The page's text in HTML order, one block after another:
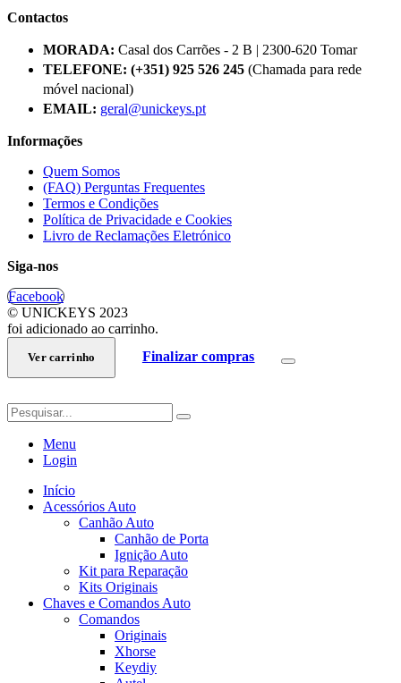
Contactos
MORADA: Casal dos Carrões - 2 B | 2300-620 Tomar
TELEFONE: (+351) 925 526 245 (Chamada para rede
móvel nacional)
EMAIL: geral@unickeys.pt
Informações
Quem Somos
(FAQ) Perguntas Frequentes
Termos e Condições
Política de Privacidade e Cookies
Livro de Reclamações Eletrónico
Siga-nos
Facebook
© UNICKEYS 2023
foi adicionado ao carrinho.
Ver carrinho Finalizar compras
Menu
Login
Início
Acessórios Auto
Canhão Auto
Canhão de Porta
Ignição Auto
Kit para Reparação
Kits Originais
Chaves e Comandos Auto
Comandos
Originais
Xhorse
Keydiy